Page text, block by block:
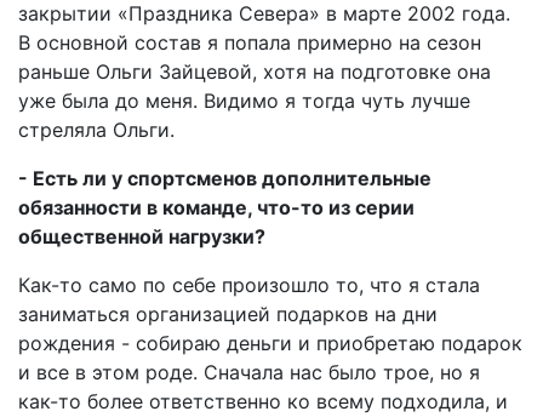
закрытии «Праздника Севера» в марте 2002 года.
В основной состав я попала примерно на сезон
раньше Ольги Зайцевой, хотя на подготовке она
уже была до меня. Видимо я тогда чуть лучше
стреляла Ольги.
- Есть ли у спортсменов дополнительные
обязанности в команде, что-то из серии
общественной нагрузки?
Как-то само по себе произошло то, что я стала
заниматься организацией подарков на дни
рождения - собираю деньги и приобретаю подарок
и все в этом роде. Сначала нас было трое, но я
как-то более ответственно ко всему подходила, и